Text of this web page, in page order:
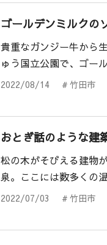
ゴールデンミルクの
貴重なガンジー牛から
ゅう国立公園で、ゴー
2022/08/14 # 竹田市
おとぎ話のような建
松の木がそびえる建物
泉。ここには数多くの
2022/07/03 # 竹田市